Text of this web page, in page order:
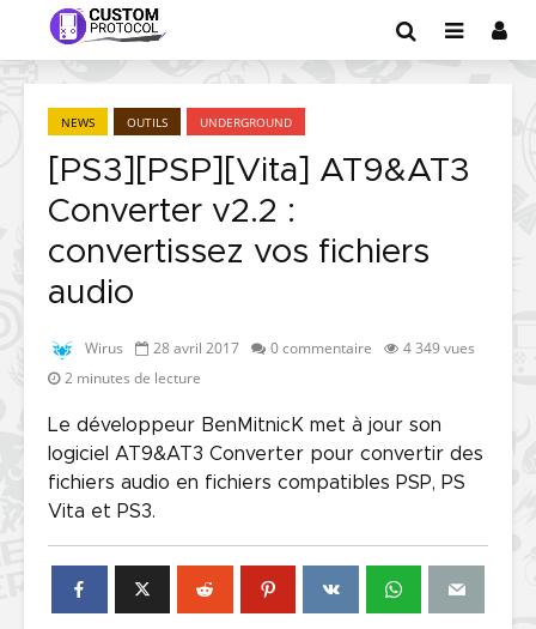
NEWS OUTILS UNDERGROUND
[PS3][PSP][Vita] AT9&AT3
Converter v2.2 :
convertissez vos fichiers
audio
Wirus 28 avril 2017 0 commentaire
4 349 vues
2 minutes de lecture
Le développeur BenMitnicK met à jour son
logiciel AT9&AT3 Converter pour convertir des
fichiers audio en fichiers compatibles PSP, PS
Vita et PS3.